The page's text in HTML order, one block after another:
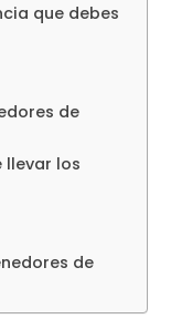
que debes
de
llevar los
de